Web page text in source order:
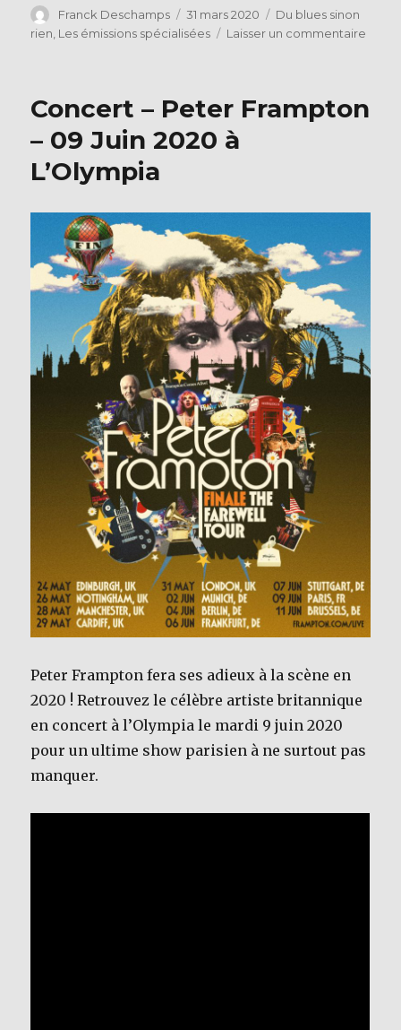
c
e
o
o
k
it
te
Auteur
Franck Deschamps
Publié
le
31 mars 2020 Catégories
Du blues sinon
rien, Les émissions spécialisées Laisser un commentaire
Blues
Concert – Peter Frampton
– 09 Juin 2020 à
L’Olympia
Peter Frampton fera ses adieux à la scène en
2020 ! Retrouvez le célèbre artiste britannique
en concert à l’Olympia le mardi 9 juin 2020
pour un ultime show parisien à ne surtout pas
manquer.